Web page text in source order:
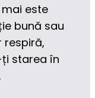
este
bună sau
respiră,
starea în